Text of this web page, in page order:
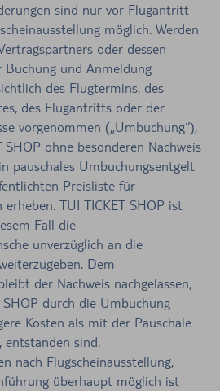
sind nur vor Flugantritt
möglich. Werden
oder dessen
Buchung und Anmeldung
des Flugtermins, des
des Flugantritts oder der
vorgenommen („Umbuchung“),
SHOP ohne besonderen Nachweis
pauschales Umbuchungsentgelt
Preisliste für
erheben. TUI TICKET SHOP ist
Fall die
unverzüglich an die
Dem
der Nachweis nachgelassen,
SHOP durch die Umbuchung
Kosten als mit der Pauschale
entstanden sind.
nach Flugscheinausstellung,
überhaupt möglich ist